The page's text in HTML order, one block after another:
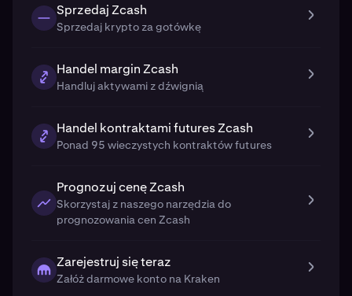
Sprzedaj Zcash
Sprzedaj krypto za gotówkę
Handel margin Zcash
Handluj aktywami z dźwignią
Handel kontraktami futures Zcash
Ponad 95 wieczystych kontraktów futures
Prognozuj cenę Zcash
Skorzystaj z naszego narzędzia do
prognozowania cen Zcash
Zarejestruj się teraz
Załóż darmowe konto na Kraken